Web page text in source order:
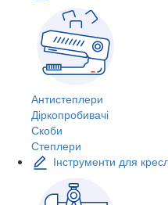
Антистеплери
Діркопробивачі
Скоби
Степлери
Інструменти для